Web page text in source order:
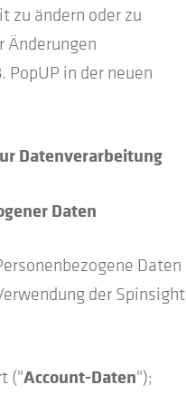
zu ändern oder zu
Änderungen
in der neuen
Datenverarbeitung
Daten
Daten
der Spinsight
("Account-Daten");